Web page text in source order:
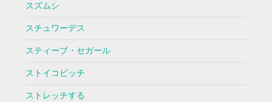
スズムシ
スチュワーデス
スティーブ・セガール
ストイコビッチ
ストレッチする